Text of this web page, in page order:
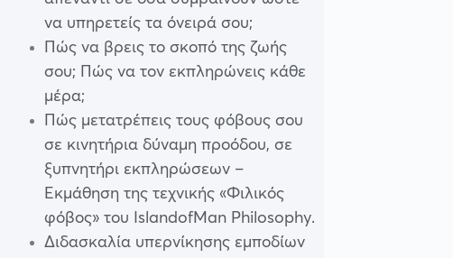
να υπηρετείς τα όνειρά σου;
Πώς να βρεις το σκοπό της ζωής
σου; Πώς να τον εκπληρώνεις κάθε
μέρα;
Πώς μετατρέπεις τους φόβους σου
σε κινητήρια δύναμη προόδου, σε
ξυπνητήρι εκπληρώσεων –
Εκμάθηση της τεχνικής «Φιλικός
φόβος» του IslandofMan Philosophy.
Διδασκαλία υπερνίκησης εμποδίων